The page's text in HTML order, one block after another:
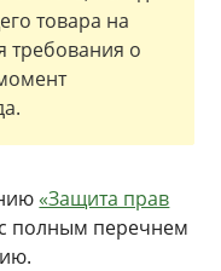
товара на
требования о
«Защита прав
полным перечнем